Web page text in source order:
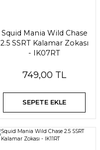
Squid Mania Wild Chase
2.5 SSRT Kalamar Zokası
- IK07RT
749,00 TL
SEPETE EKLE